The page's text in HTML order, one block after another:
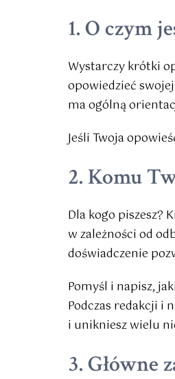
1. O czym
Wystarczy krótki
opowiedzieć
ma ogólną
Jeśli Twoja
2. Komu
Dla kogo piszesz?
w zależności od
doświadczenie
Pomyśl i napisz,
Podczas redakcji i
i unikniesz wielu
3. Główne